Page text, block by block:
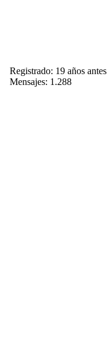
Registrado: 19 años antes
Mensajes: 1.288